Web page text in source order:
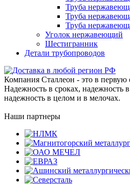
Труба
Труба
Труба
Уголок нержавеющий
Шестигранник
Детали трубопроводов
Компания Сталлеон - это в первую
Надежность в сроках, надежность
надежность в целом и в мелочах.
Наши партнеры